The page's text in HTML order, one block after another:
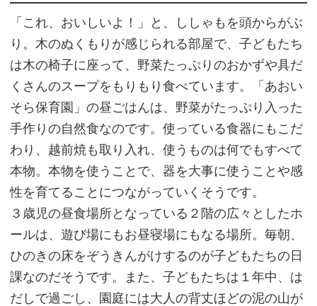
「これ、おいしいよ！」と、ししゃもを頭からがぶ
り。木のぬくもりが感じられる部屋で、子どもたち
は木の椅子に座って、野菜たっぷりのおかずや具だ
くさんのスープをもりもり食べています。「あおい
そら保育園」の昼ごはんは、野菜がたっぷり入った
手作りの自然食なのです。使っている食器にもこだ
わり、越前焼も取り入れ、使うものは何でもすべて
本物。本物を使うことで、器を大事に使うことや感
性を育てることにつながっていくそうです。
３歳児の昼食場所となっている２階の広々としたホ
ールは、遊び場にもお昼寝場にもなる場所。毎朝、
ひのきの床をぞうきんがけするのが子どもたちの日
課なのだそうです。また、子どもたちは１年中、は
だしで過ごし、園庭には大人の背丈ほどの泥の山が